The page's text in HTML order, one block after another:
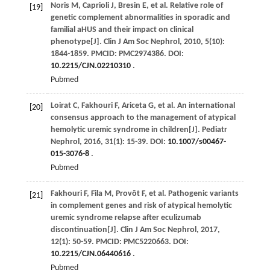
[19] Noris M, Caprioli J, Bresin E, et al . Relative role of
genetic complement abnormalities in sporadic and
familial aHUS and their impact on clinical
phenotype[J]. Clin J Am Soc Nephrol , 2010, 5(10):
1844-1859. PMCID: PMC2974386. DOI:
10.2215/CJN.02210310.
Pubmed
[20] Loirat C, Fakhouri F, Ariceta G, et al . An international
consensus approach to the management of atypical
hemolytic uremic syndrome in children[J]. Pediatr
Nephrol , 2016, 31(1): 15-39. DOI: 10.1007/s00467-
015-3076-8.
Pubmed
[21] Fakhouri F, Fila M, Provôt F, et al . Pathogenic variants
in complement genes and risk of atypical hemolytic
uremic syndrome relapse after eculizumab
discontinuation[J]. Clin J Am Soc Nephrol , 2017,
12(1): 50-59. PMCID: PMC5220663. DOI:
10.2215/CJN.06440616.
Pubmed